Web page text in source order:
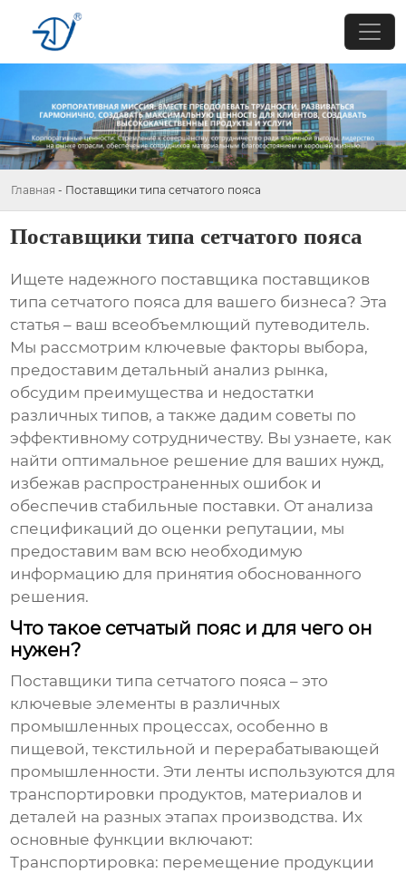
Главная - Поставщики типа сетчатого пояса
Поставщики типа сетчатого пояса
Ищете надежного поставщика поставщиков
типа сетчатого пояса для вашего бизнеса? Эта
статья – ваш всеобъемлющий путеводитель.
Мы рассмотрим ключевые факторы выбора,
предоставим детальный анализ рынка,
обсудим преимущества и недостатки
различных типов, а также дадим советы по
эффективному сотрудничеству. Вы узнаете, как
найти оптимальное решение для ваших нужд,
избежав распространенных ошибок и
обеспечив стабильные поставки. От анализа
спецификаций до оценки репутации, мы
предоставим вам всю необходимую
информацию для принятия обоснованного
решения.
Что такое сетчатый пояс и для чего он
нужен?
Поставщики типа сетчатого пояса – это
ключевые элементы в различных
промышленных процессах, особенно в
пищевой, текстильной и перерабатывающей
промышленности. Эти ленты используются для
транспортировки продуктов, материалов и
деталей на разных этапах производства. Их
основные функции включают:
Транспортировка: перемещение продукции